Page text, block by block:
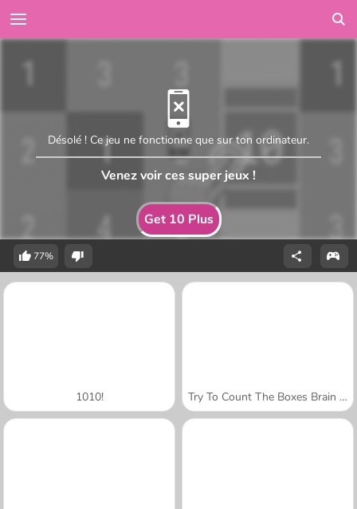
Get 10 Plus
Désolé ! Ce jeu ne fonctionne que sur ton ordinateur.
Venez voir ces super jeux !
77%
1010! Try To Count The Boxes Brain Training